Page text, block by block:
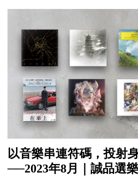
以音樂串連符碼，投射
──2023年8月｜誠品選樂